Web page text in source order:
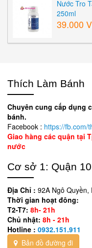
Nước Tro
250ml
39.000
Thích Làm Bánh
Chuyên cung cấp dụng
bánh.
Facebook : https://fb.com/
Giao hàng các quận tại
nước
Cơ sở 1: Quận 10
Địa Chỉ : 92A Ngô Quyền,
Thời gian hoạt đông:
T2-T7: 8h- 21h
Chủ nhật: 8h - 21h
Hotline : 0932.151.911
Bản đồ đường đi